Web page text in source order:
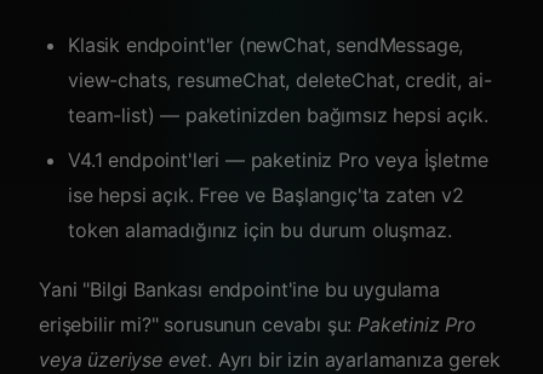
Klasik endpoint'ler (newChat, sendMessage,
view-chats, resumeChat, deleteChat, credit, ai-
team-list) — paketinizden bağımsız hepsi açık.
V4.1 endpoint'leri — paketiniz Pro veya İşletme
ise hepsi açık. Free ve Başlangıç'ta zaten v2
token alamadığınız için bu durum oluşmaz.
Yani "Bilgi Bankası endpoint'ine bu uygulama
erişebilir mi?" sorusunun cevabı şu:Paketiniz Pro
veya üzeriyse evet. Ayrı bir izin ayarlamanıza gerek